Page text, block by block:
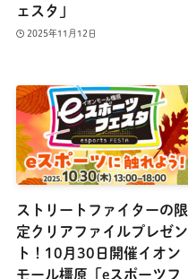
ェスタ」
2025年11月12日
ストリートファイターの限
定クリアファイルプレゼン
ト！10月30日開催イオン
モール橿原「eスポーツフ